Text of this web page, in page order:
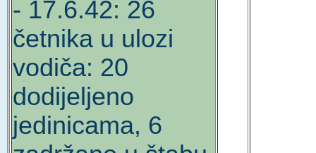
- 17.6.42: 26
četnika u ulozi
vodiča: 20
dodijeljeno
jedinicama, 6